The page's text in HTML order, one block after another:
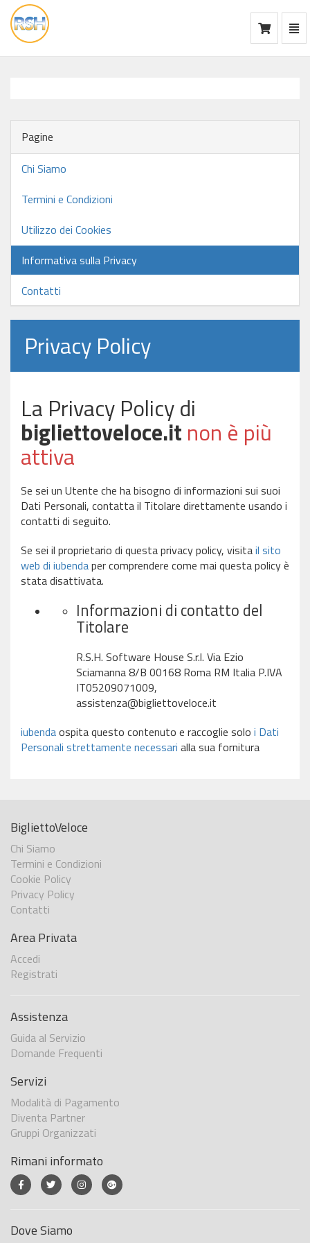
vai
alla
Pagine
Chi Siamo
Termini e Condizioni
Utilizzo dei Cookies
Informativa sulla Privacy
Contatti
Privacy Policy
La Privacy Policy di
bigliettoveloce.it non è più
attiva
Se sei un Utente che ha bisogno di informazioni sui suoi
Dati Personali, contatta il Titolare direttamente usando i
contatti di seguito.
Se sei il proprietario di questa privacy policy, visitail sito
web di iubendaper comprendere come mai questa policy è
stata disattivata.
Informazioni di contatto del
Titolare
R.S.H. Software House S.r.l. Via Ezio
Sciamanna 8/B 00168 Roma RM Italia P.IVA
IT05209071009,
assistenza@bigliettoveloce.it
iubendaospita questo contenuto e raccoglie solo i Dati
Personali strettamente necessari alla sua fornitura
BigliettoVeloce
Chi Siamo
Termini e Condizioni
Cookie Policy
Privacy Policy
Contatti
Area Privata
Accedi
Registrati
Assistenza
Guida al Servizio
Domande Frequenti
Servizi
Modalità di Pagamento
Diventa Partner
Gruppi Organizzati
Rimani informato
Dove Siamo